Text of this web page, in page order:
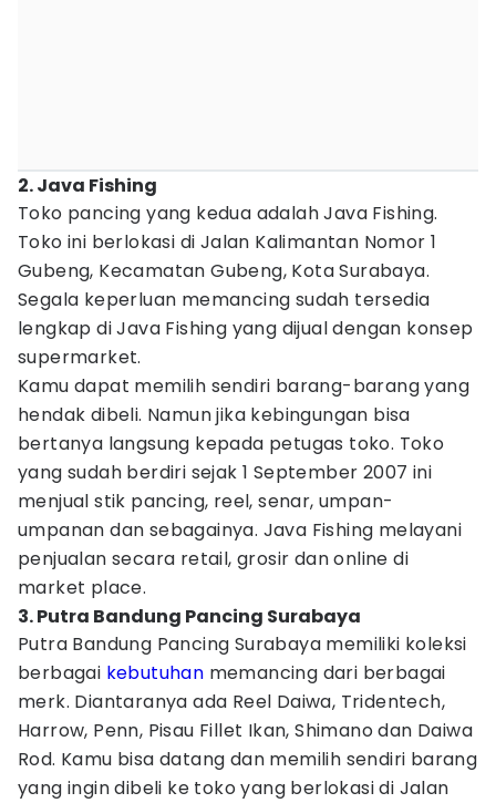
2. Java Fishing
Toko pancing yang kedua adalah Java Fishing.
Toko ini berlokasi di Jalan Kalimantan Nomor 1
Gubeng, Kecamatan Gubeng, Kota Surabaya.
Segala keperluan memancing sudah tersedia
lengkap di Java Fishing yang dijual dengan konsep
supermarket.
Kamu dapat memilih sendiri barang-barang yang
hendak dibeli. Namun jika kebingungan bisa
bertanya langsung kepada petugas toko. Toko
yang sudah berdiri sejak 1 September 2007 ini
menjual stik pancing, reel, senar, umpan-
umpanan dan sebagainya. Java Fishing melayani
penjualan secara retail, grosir dan online di
market place.
3. Putra Bandung Pancing Surabaya
Putra Bandung Pancing Surabaya memiliki koleksi
berbagai kebutuhan memancing dari berbagai
merk. Diantaranya ada Reel Daiwa, Tridentech,
Harrow, Penn, Pisau Fillet Ikan, Shimano dan Daiwa
Rod. Kamu bisa datang dan memilih sendiri barang
yang ingin dibeli ke toko yang berlokasi di Jalan